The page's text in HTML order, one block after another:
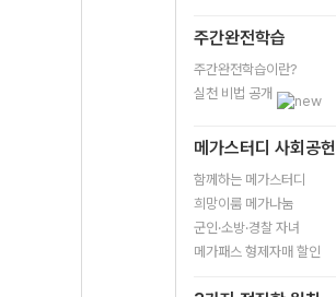
주간완전학습
주간완전학습이란?
실천 비법 공개
메가스터디 사회공헌
함께하는 메가스터디
희망이룸 메가나눔
군인·소방·경찰 자녀
메가패스 형제자매 할인